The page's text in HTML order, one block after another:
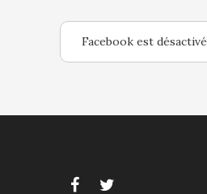
Facebook est désactivé